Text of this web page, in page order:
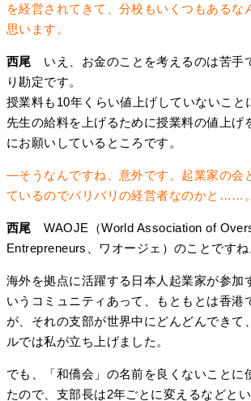
を経営されてきて、分校もいくつもあるな
思います。
西尾 いえ、お金のことを考えるのは苦手
り勘定です。
授業料も10年くらい値上げしていないこと
先生の給料を上げるために授業料の値上げ
にお願いしているところです。
―そうなんですね、意外です。起業家の会
ているのでバリバリの経営者なのかと……。
西尾 WAOJE（World Association of
Entrepreneurs、ワオージェ）のことですね
海外を拠点に活躍する日本人起業家が参加
いうコミュニティあって、もともとは香港
が、それの支部が世界中にどんどんできて
ルでは私が立ち上げました。
でも、「和僑会」の名前を良くないことに
たので、支部長は2年ごとに変えるなどと